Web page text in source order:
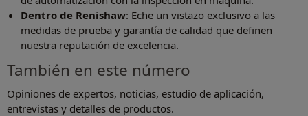
Dentro de Renishaw: Eche un vistazo exclusivo a las
medidas de prueba y garantía de calidad que definen
nuestra reputación de excelencia.
También en este número
Opiniones de expertos, noticias, estudio de aplicación,
entrevistas y detalles de productos.